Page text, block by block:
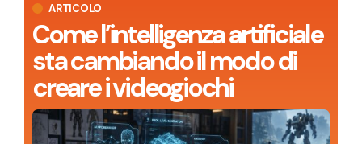
ARTICOLO
Come l’intelligenza artificiale
sta cambiando il modo di
creare i videogiochi